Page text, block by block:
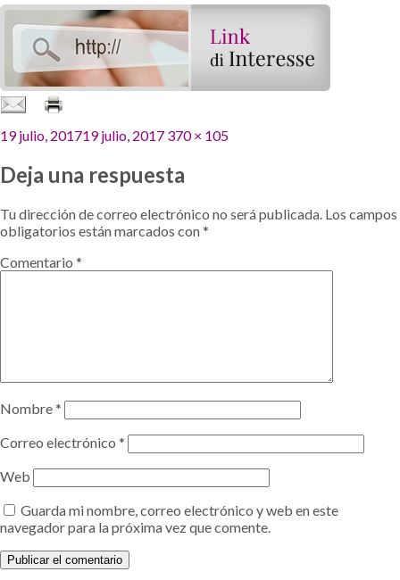
Publicado
19 julio, 201719 julio, 2017 Tamaño
370 × 105
Deja una respuesta
Tu dirección de correo electrónico no será publicada. Los campos
obligatorios están marcados con*
Comentario *
Nombre*
Correo electrónico *
Web
Guarda mi nombre, correo electrónico y web en este
navegador para la próxima vez que comente.